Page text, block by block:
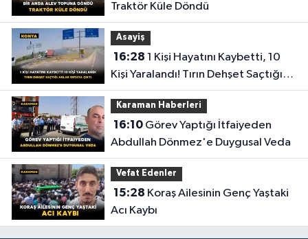
Traktör Küle Döndü
Asayiş
16:28
Kişi Yaralandı! Tırın Dehşet Saçtığı
Anlar Ortaya Çıktı
Karaman Haberleri
16:10Görev Yaptığı İtfaiyeden
Abdullah Dönmez'e Duygusal Veda
Vefat Edenler
15:28
Acı Kaybı